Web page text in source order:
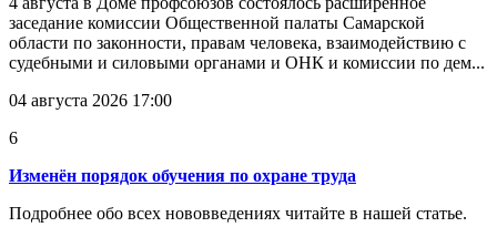
заседание комиссии Общественной палаты Самарской
области по законности, правам человека, взаимодействию с
судебными и силовыми органами и ОНК и комиссии по дем...
04 августа 2026 17:00
6
Изменён порядок обучения по охране труда
Подробнее обо всех нововведениях читайте в нашей статье.